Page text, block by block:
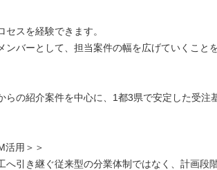
スを経験できます。
ンバーとして、担当案件の幅を広げていくこと
らの紹介案件を中心に、1都3県で安定した受注
活用＞＞
へ引き継ぐ従来型の分業体制ではなく、計画段